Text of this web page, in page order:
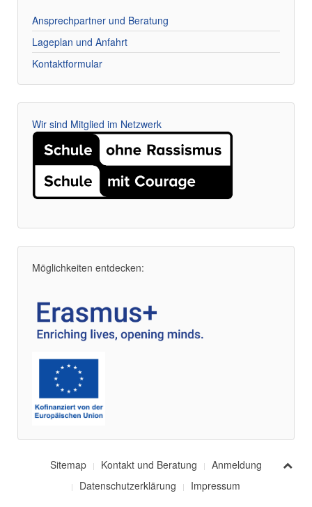
Ansprechpartner und Beratung
Lageplan und Anfahrt
Kontaktformular
Wir sind Mitglied im Netzwerk
Möglichkeiten entdecken:
Sitemap Kontakt und Beratung
Anmeldung
Datenschutzerklärung
Impressum